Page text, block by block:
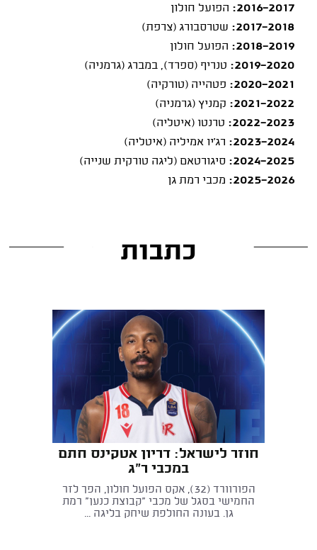
2016-2017:
הפועל חולון
2017-2018:
שטרסבורג (צרפת)
2018-2019:
הפועל חולון
2019-2020:
טנריף (ספרד), במברג (גרמניה)
2020-2021:
פטהייה (טורקיה)
2021-2022:
קמניץ (גרמניה)
2022-2023:
טרנטו (איטליה)
2023-2024:
רג'יו אמיליה (איטליה)
2024-2025:
סיגורטאם (ליגה טורקית שנייה)
2025-2026:
מכבי רמת גן
כתבות
חוזר לישראל: דריון אטקינס חתם
במכבי ר"ג
הפורוורד (32), אקס הפועל חולון, הפך לזר
החמישי בסגל של מכבי "קבוצת כנען" רמת
גן. בעונה החולפת שיחק בליגה ...